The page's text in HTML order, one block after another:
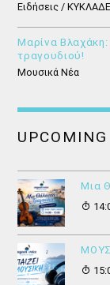
Ειδήσεις /
Μαρίνα
τραγουδιού!
Μουσικά Νέα
Μια